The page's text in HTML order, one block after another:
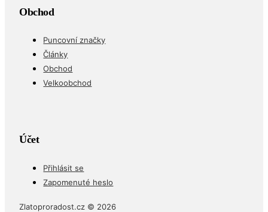
Obchod
Puncovní značky
Články
Obchod
Velkoobchod
Účet
Přihlásit se
Zapomenuté heslo
Zlatoproradost.cz © 2026